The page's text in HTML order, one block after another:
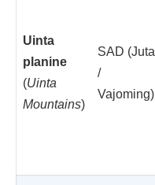
Uinta
planine
(Uinta
Mountains)
SAD (Juta
/
Vajoming)